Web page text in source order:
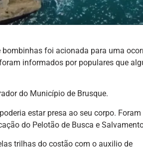
bombinhas foi acionada para uma
informados por populares que
do Município de Brusque.
estar presa ao seu corpo. Foram
do Pelotão de Busca e
trilhas do costão com o auxilio de